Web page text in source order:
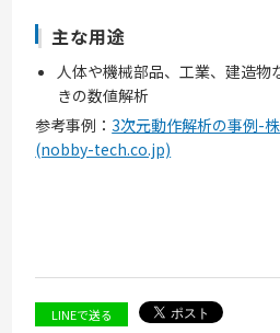
主な用途
人体や機械部品、工業、建造物
きの数値解析
参考事例：3次元動作解析の事例-
(nobby-tech.co.jp)
LINEで送る